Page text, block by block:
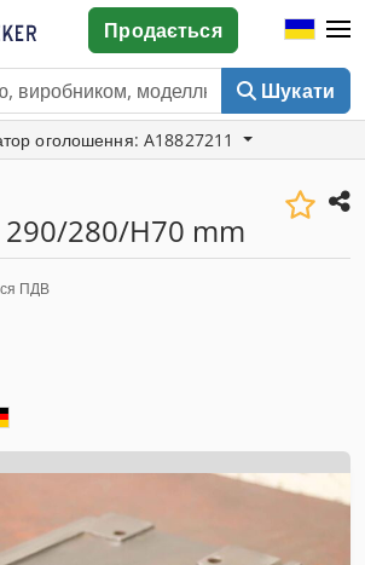
Шукати
Продається
оголошення: A18827211
290/280/H70 mm
ПДВ